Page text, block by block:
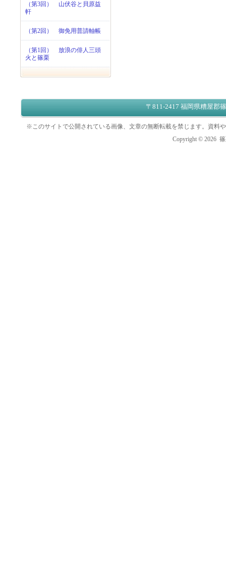
（第3回） 山伏谷と貝原益
軒
（第2回） 御免用普請軸帳
（第1回） 放浪の俳人三頭
火と篠栗
〒811-2417 福岡県糟屋郡
※このサイトで公開されている画像、文章の無断転載を禁じます。資料
Copyright © 2026